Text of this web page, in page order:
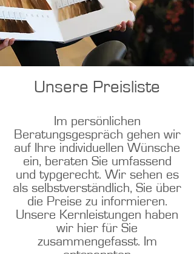
Unsere Preisliste
Im persönlichen
Beratungsgespräch gehen wir
auf Ihre individuellen Wünsche
ein, beraten Sie umfassend
und typgerecht. Wir sehen es
als selbstverständlich, Sie über
die Preise zu informieren.
Unsere Kernleistungen haben
wir hier für Sie
zusammengefasst. Im